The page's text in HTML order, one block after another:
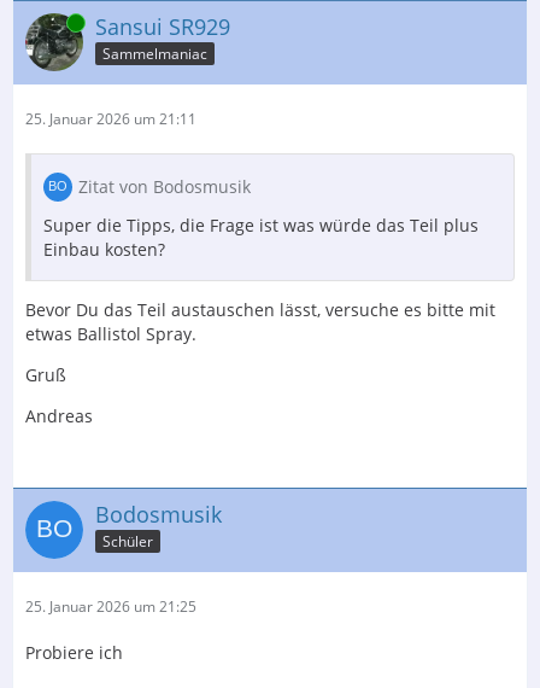
Online Sansui SR929
Sammelmaniac
25. Januar 2026 um 21:11
Zitat von Bodosmusik
Super die Tipps, die Frage ist was würde das Teil plus
Einbau kosten?
Bevor Du das Teil austauschen lässt, versuche es bitte mit
etwas Ballistol Spray.
Gruß
Andreas
Bodosmusik
Schüler
25. Januar 2026 um 21:25
Probiere ich